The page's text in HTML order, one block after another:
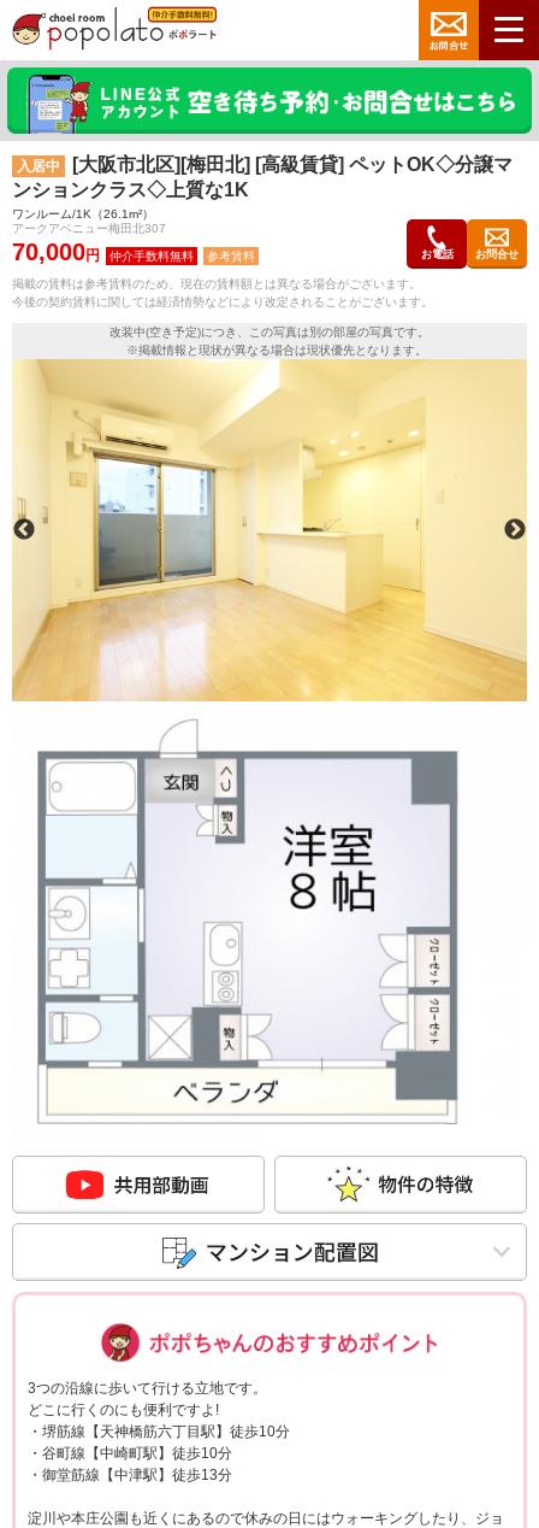
入居中
[大阪市北区][梅田北] [高級賃貸] ペットOK◇分譲マ
ンションクラス◇上質な1K
ワンルーム/1K（26.1m²）
アークアベニュー梅田北307
70,000円 参考賃料 お電話 お問合せ
掲載の賃料は参考賃料のため、現在の賃料額とは異なる場合がございます。
今後の契約賃料に関しては経済情勢などにより改定されることがございます。
改装中(空き予定)につき、この写真は別の部屋の写真です。
※掲載情報と現状が異なる場合は現状優先となります。
3つの沿線に歩いて行ける立地です。
どこに行くのにも便利ですよ!
・堺筋線【天神橋筋六丁目駅】徒歩10分
・谷町線【中崎町駅】徒歩10分
・御堂筋線【中津駅】徒歩13分
淀川や本庄公園も近くにあるので休みの日にはウォーキングしたり、ジョ